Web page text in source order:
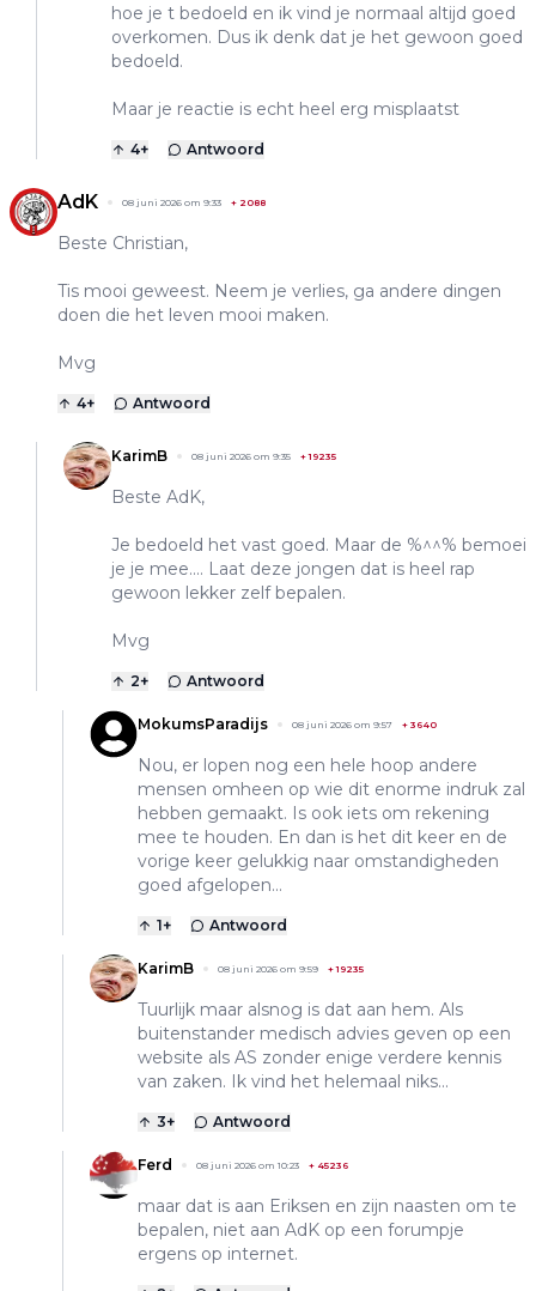
hoe je t bedoeld en ik vind je normaal altijd goed
overkomen. Dus ik denk dat je het gewoon goed
bedoeld.
Maar je reactie is echt heel erg misplaatst
4+ Antwoord
AdK 08 juni 2026 om 9:33 + 2088
Beste Christian,
Tis mooi geweest. Neem je verlies, ga andere dingen
doen die het leven mooi maken.
Mvg
4+ Antwoord
KarimB 08 juni 2026 om 9:35 +19235
Beste AdK,
Je bedoeld het vast goed. Maar de %^^% bemoei
je je mee.... Laat deze jongen dat is heel rap
gewoon lekker zelf bepalen.
Mvg
2+ Antwoord
MokumsParadijs 08 juni 2026 om 9:57 + 3640
Nou, er lopen nog een hele hoop andere
mensen omheen op wie dit enorme indruk zal
hebben gemaakt. Is ook iets om rekening
mee te houden. En dan is het dit keer en de
vorige keer gelukkig naar omstandigheden
goed afgelopen...
1+ Antwoord
KarimB 08 juni 2026 om 9:59 +19235
Tuurlijk maar alsnog is dat aan hem. Als
buitenstander medisch advies geven op een
website als AS zonder enige verdere kennis
van zaken. Ik vind het helemaal niks...
3+ Antwoord
Ferd 08 juni 2026 om 10:23 + 45236
maar dat is aan Eriksen en zijn naasten om te
bepalen, niet aan AdK op een forumpje
ergens op internet.